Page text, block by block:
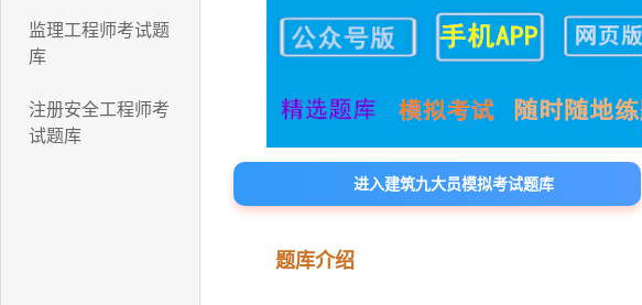
监理工程师考试题
库
注册安全工程师考
试题库
进入建筑九大员模拟考试题库
题库介绍